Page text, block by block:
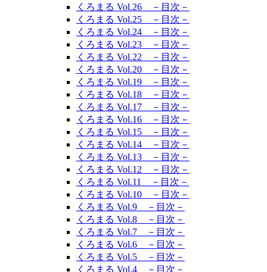
くろまる Vol.26 －目次－
くろまる Vol.25 －目次－
くろまる Vol.24 －目次－
くろまる Vol.23 －目次－
くろまる Vol.22 －目次－
くろまる Vol.20 －目次－
くろまる Vol.19 －目次－
くろまる Vol.18 －目次－
くろまる Vol.17 －目次－
くろまる Vol.16 －目次－
くろまる Vol.15 －目次－
くろまる Vol.14 －目次－
くろまる Vol.13 －目次－
くろまる Vol.12 －目次－
くろまる Vol.11 －目次－
くろまる Vol.10 －目次－
くろまる Vol.9 －目次－
くろまる Vol.8 －目次－
くろまる Vol.7 －目次－
くろまる Vol.6 －目次－
くろまる Vol.5 －目次－
くろまる Vol.4 －目次－